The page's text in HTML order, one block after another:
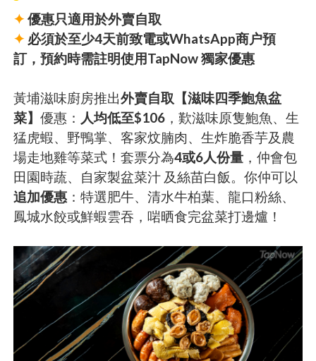
✦ 優惠只適用於外賣自取
✦ 必須於至少4天前致電或WhatsApp商户預
訂，預約時需註明使用TapNow 獨家優惠
黃埔滋味廚房推出外賣自取【滋味四季鮑魚盆
菜】優惠： 人均低至$106 ，歎滋味原隻鮑魚、生
猛虎蝦、野鴨掌、客家炆腩肉、生炸脆香芋及農
場走地雞等菜式！套票分為4或6人份量 ，仲會包
田園時蔬、自家製盆菜汁 及絲苗白飯。你仲可以
追加優惠 ：特選肥牛、清水牛柏葉、龍口粉絲、
鳳城水餃或鮮蝦雲吞，啱晒食完盆菜打邊爐！